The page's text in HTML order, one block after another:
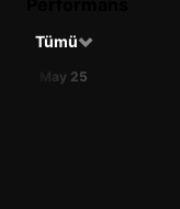
Tümü
May 25